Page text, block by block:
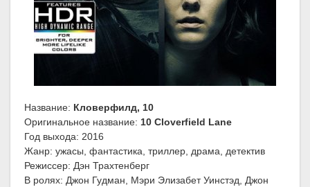
Название: Кловерфилд, 10
Оригинальное название: 10 Cloverfield Lane
Год выхода: 2016
Жанр: ужасы, фантастика, триллер, драма, детектив
Режиссер: Дэн Трахтенберг
В ролях: Джон Гудман, Мэри Элизабет Уинстэд, Джон